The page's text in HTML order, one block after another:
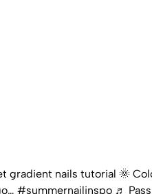
gradient nails tutorial 🌞
#summernailinspo ♬